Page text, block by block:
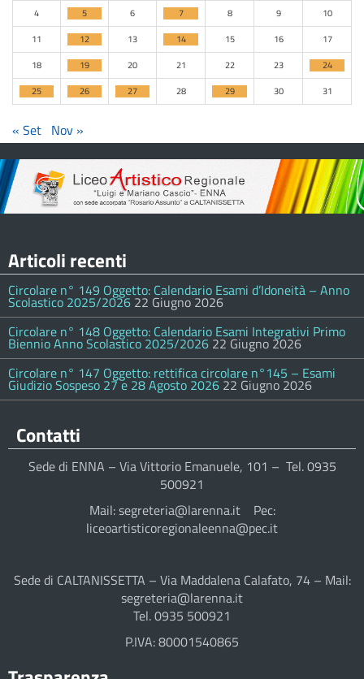
4
5 6 7 8 9
10
11
12 13 14 15 16
17
18
19 20 21 22 23
24
25
26 27 28 29 30 31
« Set Nov »
Articoli recenti
Circolare n° 149 Oggetto: Calendario Esami d’Idoneità – Anno
Scolastico 2025/2026 22 Giugno 2026
Circolare n° 148 Oggetto: Calendario Esami Integrativi Primo
Biennio Anno Scolastico 2025/2026 22 Giugno 2026
Circolare n° 147 Oggetto: rettifica circolare n°145 – Esami
Giudizio Sospeso 27 e 28 Agosto 2026 22 Giugno 2026
Contatti
Sede di ENNA – Via Vittorio Emanuele, 101 – Tel. 0935
500921
Mail: segreteria@larenna.it Pec:
liceoartisticoregionaleenna@pec.it
Sede di CALTANISSETTA – Via Maddalena Calafato, 74 – Mail:
segreteria@larenna.it
Tel. 0935 500921
P.IVA: 80001540865